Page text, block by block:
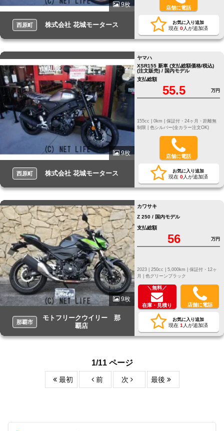
9枚
西原町 株式会社 花城モータース
店舗に電話
お気に入り追加
現在 0人が追加済
9枚
西原町 株式会社 花城モータース
ヤマハ
XSR155 新車 (支払総額価格/税込)
(注文販売) / 国内モデル
支払総額
55.5 万円
保証付・24ヶ月・距離無
制限 | 色シルバー(全カラー注文OK)
店舗に電話
お気に入り追加
現在 0人が追加済
9枚
那覇市
モトフリークウイリー 那
覇店
カワサキ
Z 250 / 国内モデル
支払総額
56 万円
保証付・12ヶ
月 | 色グリーンブラック
＼無料／
在庫・見積り 店舗に電話
お気に入り追加
現在 1 人が追加済
1/11 ページ
最初 前 次 最後